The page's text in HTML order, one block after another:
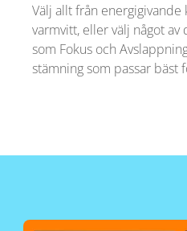
Välj allt från
varmvitt, eller välj något
som Fokus och
stämning som passar bäst